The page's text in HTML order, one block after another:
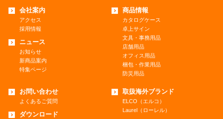
会社案内
アクセス
採用情報
ニュース
お知らせ
新商品案内
特集ページ
商品情報
カタログケース
卓上サイン
文具・事務用品
店舗用品
オフィス用品
梱包・作業用品
防災用品
お問い合わせ
よくあるご質問
ダウンロード
取扱海外ブランド
ELCO（エルコ）
Laurel（ローレル）